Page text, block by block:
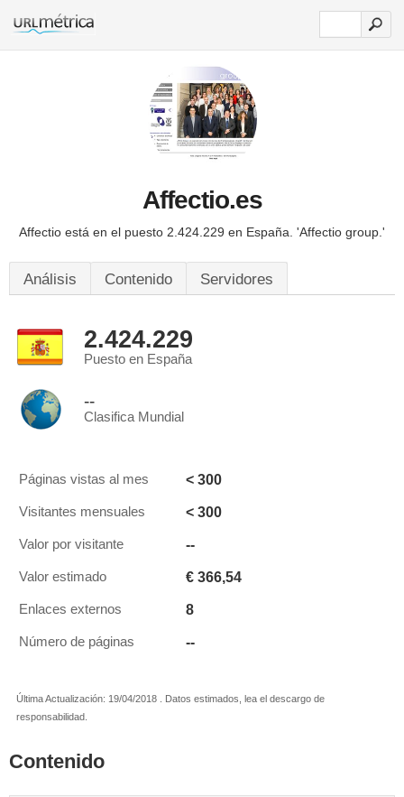
Affectio.es
Affectio está en el puesto 2.424.229 en España. 'Affectio group.'
Análisis Contenido Servidores
2.424.229
Puesto en España
--
Clasifica Mundial
Páginas vistas al mes < 300
Visitantes mensuales < 300
Valor por visitante --
Valor estimado € 366,54
Enlaces externos 8
Número de páginas --
Última Actualización: 19/04/2018 . Datos estimados, lea el descargo de
responsabilidad.
Contenido